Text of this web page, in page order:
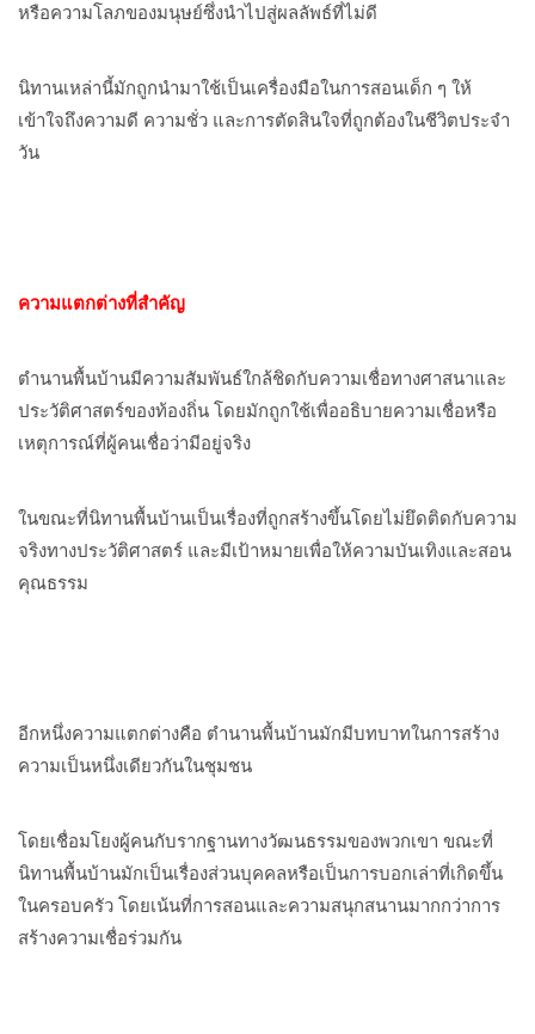
หรือความโลภของมนุษย์ซึ่งนำไปสู่ผลลัพธ์ที่ไม่ดี
นิทานเหล่านี้มักถูกนำมาใช้เป็นเครื่องมือในการสอนเด็ก ๆ ให้
เข้าใจถึงความดี ความชั่ว และการตัดสินใจที่ถูกต้องในชีวิตประจำ
วัน
ความแตกต่างที่สำคัญ
ตำนานพื้นบ้านมีความสัมพันธ์ใกล้ชิดกับความเชื่อทางศาสนาและ
ประวัติศาสตร์ของท้องถิ่น โดยมักถูกใช้เพื่ออธิบายความเชื่อหรือ
เหตุการณ์ที่ผู้คนเชื่อว่ามีอยู่จริง
ในขณะที่นิทานพื้นบ้านเป็นเรื่องที่ถูกสร้างขึ้นโดยไม่ยึดติดกับความ
จริงทางประวัติศาสตร์ และมีเป้าหมายเพื่อให้ความบันเทิงและสอน
คุณธรรม
อีกหนึ่งความแตกต่างคือ ตำนานพื้นบ้านมักมีบทบาทในการสร้าง
ความเป็นหนึ่งเดียวกันในชุมชน
โดยเชื่อมโยงผู้คนกับรากฐานทางวัฒนธรรมของพวกเขา ขณะที่
นิทานพื้นบ้านมักเป็นเรื่องส่วนบุคคลหรือเป็นการบอกเล่าที่เกิดขึ้น
ในครอบครัว โดยเน้นที่การสอนและความสนุกสนานมากกว่าการ
สร้างความเชื่อร่วมกัน